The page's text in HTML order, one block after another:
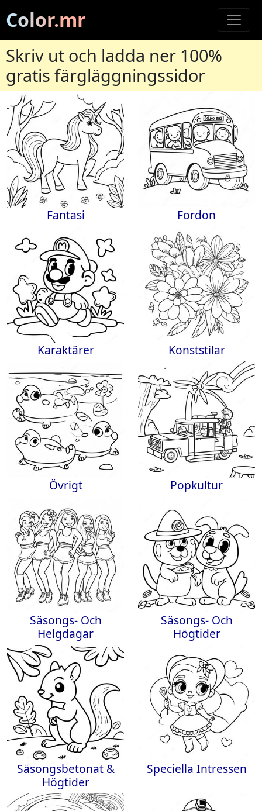
Color.mr
Skriv ut och ladda ner 100%
gratis färgläggningssidor
Fantasi Fordon
Karaktärer Konststilar
Övrigt Popkultur
Säsongs- Och
Helgdagar
Säsongs- Och
Högtider
Säsongsbetonat &
Högtider
Speciella Intressen